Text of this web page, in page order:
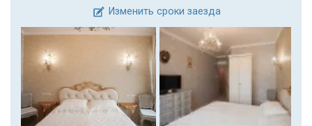
Изменить сроки заезда